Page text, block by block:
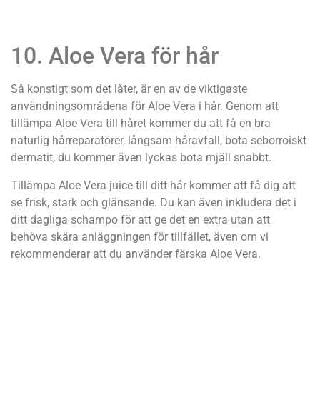
10. Aloe Vera för hår
Så konstigt som det låter, är en av de viktigaste
användningsområdena för Aloe Vera i hår. Genom att
tillämpa Aloe Vera till håret kommer du att få en bra
naturlig hårreparatörer, långsam håravfall, bota seborroiskt
dermatit, du kommer även lyckas bota mjäll snabbt.
Tillämpa Aloe Vera juice till ditt hår kommer att få dig att
se frisk, stark och glänsande. Du kan även inkludera det i
ditt dagliga schampo för att ge det en extra utan att
behöva skära anläggningen för tillfället, även om vi
rekommenderar att du använder färska Aloe Vera.